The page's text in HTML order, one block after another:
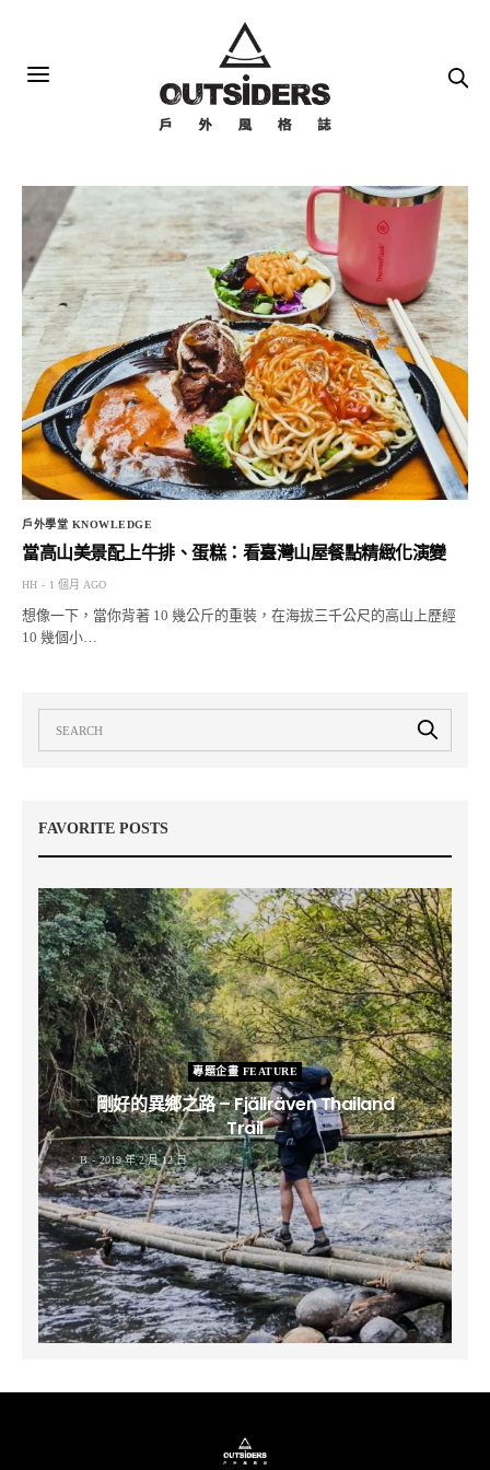
戶外學堂 KNOWLEDGE
當高山美景配上牛排、蛋糕：看臺灣山屋餐點精緻化演變
HH 1 個月 AGO
想像一下，當你背著 10 幾公斤的重裝，在海拔三千公尺的高山上歷經
10 幾個小…
FAVORITE POSTS
專題企畫 FEATURE
剛好的異鄉之路 – Fjällräven Thailand
Trail
B 2019 年 2 月 12 日